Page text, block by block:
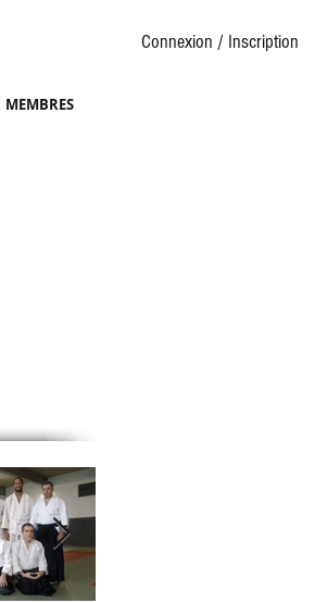
Connexion / Inscription
MEMBRES